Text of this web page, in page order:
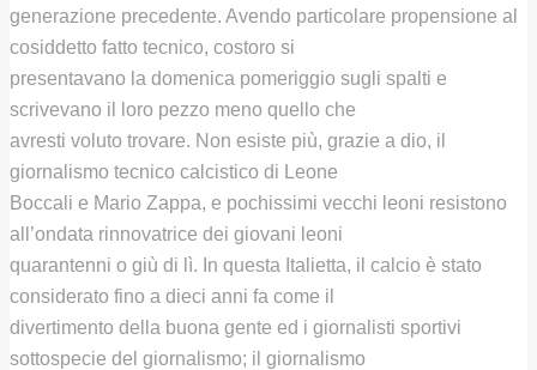
generazione precedente. Avendo particolare propensione al
cosiddetto fatto tecnico, costoro si
presentavano la domenica pomeriggio sugli spalti e
scrivevano il loro pezzo meno quello che
avresti voluto trovare. Non esiste più, grazie a dio, il
giornalismo tecnico calcistico di Leone
Boccali e Mario Zappa, e pochissimi vecchi leoni resistono
all’ondata rinnovatrice dei giovani leoni
quarantenni o giù di lì. In questa Italietta, il calcio è stato
considerato fino a dieci anni fa come il
divertimento della buona gente ed i giornalisti sportivi
sottospecie del giornalismo; il giornalismo